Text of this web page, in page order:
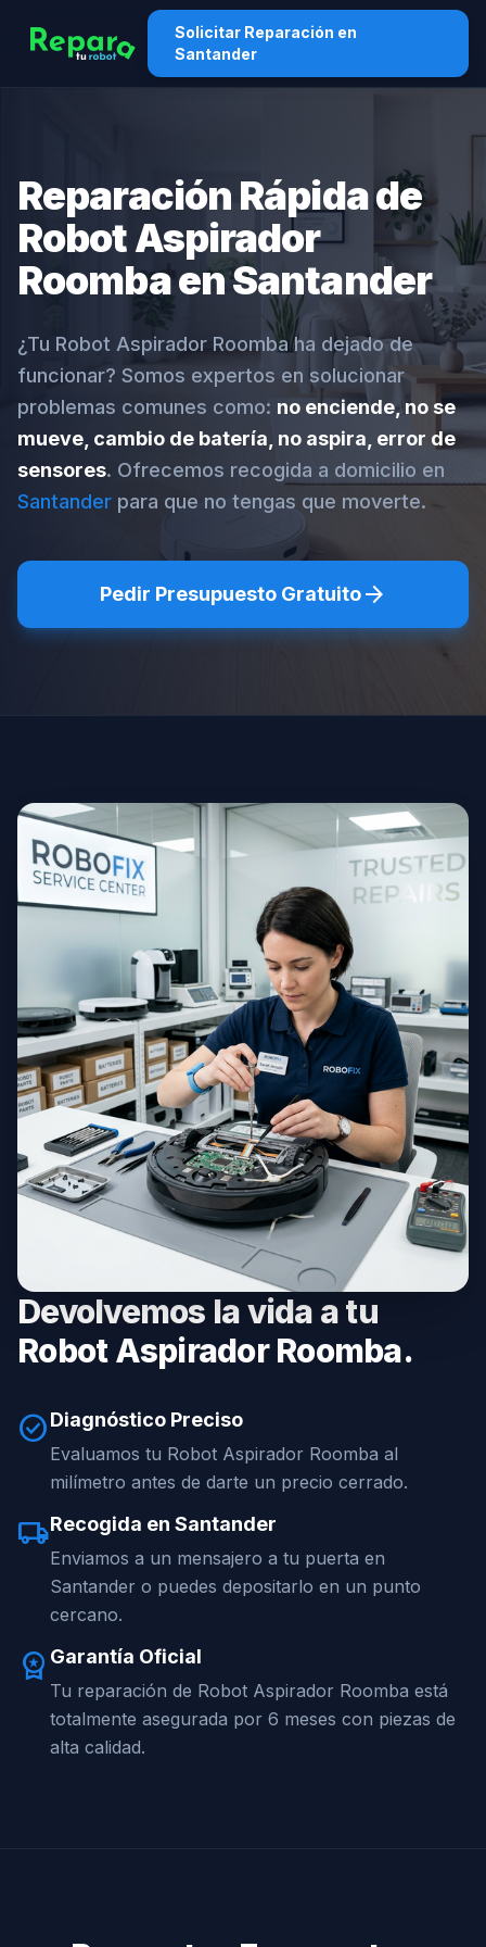
Solicitar Reparación en
Santander
Reparación Rápida de
Robot Aspirador
Roomba en Santander
¿Tu Robot Aspirador Roomba ha dejado de
funcionar? Somos expertos en solucionar
problemas comunes como: no enciende, no se
mueve, cambio de batería, no aspira, error de
sensores. Ofrecemos recogida a domicilio en
Santander para que no tengas que moverte.
Pedir Presupuesto Gratuitoarrow_forward
Devolvemos la vida a tu
Robot Aspirador Roomba.
check_circleDiagnóstico Preciso
Evaluamos tu Robot Aspirador Roomba al
milímetro antes de darte un precio cerrado.
local_shippingRecogida en Santander
Enviamos a un mensajero a tu puerta en
Santander o puedes depositarlo en un punto
cercano.
workspace_premium Garantía Oficial
Tu reparación de Robot Aspirador Roomba está
totalmente asegurada por 6 meses con piezas de
alta calidad.